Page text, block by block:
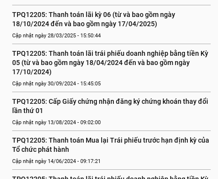
TPQ12205: Thanh toán lãi kỳ 06 (từ và bao gồm ngày
18/10/2024 đến và bao gồm ngày 17/04/2025)
Cập nhật ngày 28/03/2025 - 15:50:44
TPQ12205: Thanh toán lãi trái phiếu doanh nghiệp bằng tiền Kỳ
05 (từ và bao gồm ngày 18/04/2024 đến và bao gồm ngày
17/10/2024)
Cập nhật ngày 30/09/2024 - 15:45:05
TPQ12205: Cấp Giấy chứng nhận đăng ký chứng khoán thay đổi
lần thứ 01
Cập nhật ngày 13/08/2024 - 09:02:00
TPQ12205: Thanh toán Mua lại Trái phiếu trước hạn định kỳ của
Tổ chức phát hành
Cập nhật ngày 14/06/2024 - 09:17:21